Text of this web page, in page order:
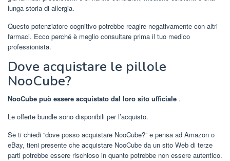
lunga storia di allergia.
Questo potenziatore cognitivo potrebbe reagire negativamente con altri
farmaci. Ecco perché è meglio consultare prima il tuo medico
professionista.
Dove acquistare le pillole
NooCube?
NooCube può essere acquistato dal loro sito ufficiale .
Le offerte bundle sono disponibili per l’acquisto.
Se ti chiedi “dove posso acquistare NooCube?” e pensa ad Amazon o
eBay, tieni presente che acquistare NooCube da un sito Web di terze
parti potrebbe essere rischioso in quanto potrebbe non essere autentico.